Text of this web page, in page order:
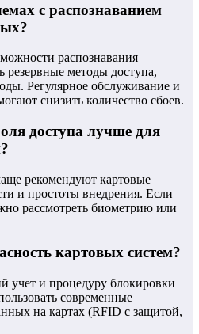
с распознаванием
распознавания
резервные методы доступа,
Регулярное обслуживание и
снизить количество сбоев.
доступа лучше для
рекомендуют картовые
и простоты внедрения. Если
рассмотреть биометрию или
картовых систем?
учет и процедуру блокировки
современные
на картах (RFID с защитой,